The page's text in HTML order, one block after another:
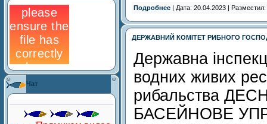
Чат
Подробнее | Дата: 20.04.2023 | Разместил:
ДЕРЖАВНИЙ КОМІТЕТ РИБНОГО
Державна
водних живих
рибальства
БАСЕЙНОВЕ